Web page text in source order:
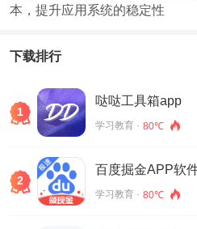
本，提升应用系统的稳定性
下载排行
1
哒哒工具箱app
学习教育 · 80℃
2
百度掘金APP软
学习教育 · 80℃